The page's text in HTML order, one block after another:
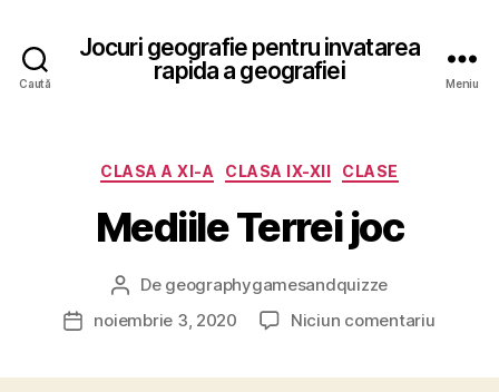
Caută
Jocuri geografie pentru invatarea
rapida a geografiei
Meniu
Categorii
CLASA A XI-A CLASA IX-XII CLASE
Mediile Terrei joc
Autor
articol
De geographygamesandquizze
Datănoiembrie 3, 2020 Niciun comentariula